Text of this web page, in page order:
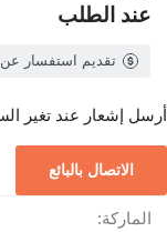
عند الطلب
تقديم استفسار عن
أرسل إشعار عند تغير
الاتصال بالبائع
الماركة: